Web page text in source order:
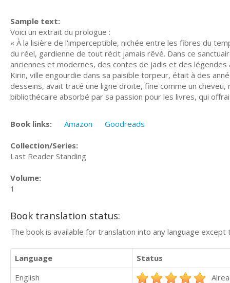
Sample text:
Voici un extrait du prologue :
« À la lisière de l'imperceptible, nichée entre les fibres du
du réel, gardienne de tout récit jamais rêvé. Dans ce
anciennes et modernes, des contes de jadis et des
Kirin, ville engourdie dans sa paisible torpeur, était à des
desseins, avait tracé une ligne droite, fine comme un
bibliothécaire absorbé par sa passion pour les livres, qui
Book links: Amazon Goodreads
Collection/Series:
Last Reader Standing
Volume:
1
Book translation status:
The book is available for translation into any language
Language
Status
English